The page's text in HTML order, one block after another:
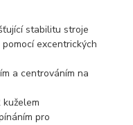
stabilitu stroje
excentrických
a centrováním na
pro